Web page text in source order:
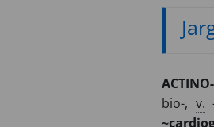
ACTINO-
bio-, v.